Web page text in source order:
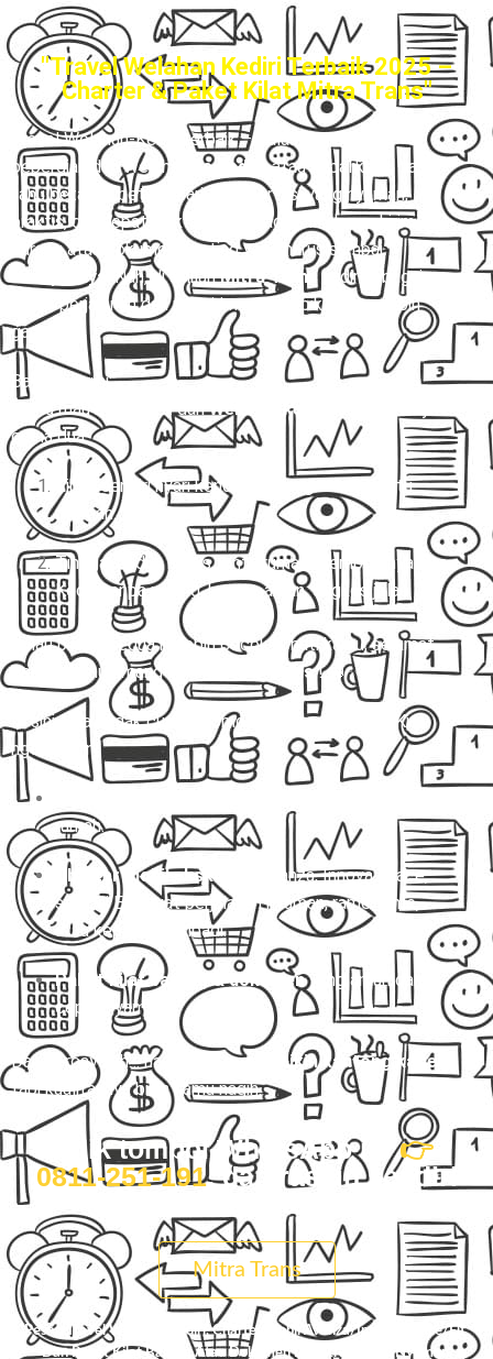
"Travel Welahan Kediri Terbaik 2025 –
Charter & Paket Kilat Mitra Trans"
Travel Welahan-Kediri terbaik– Kalau kamu sering
bepergian dari Welahan
ke Kediri , atau sebaliknya, pasti
tahu betapa ribetnya cari transportasi yang nyaman,
praktis, dan tepat waktu. Belum lagi kalau harus kirim
barang atau dokumen penting yang harus sampai
secepatnya
. Nah, di sinilahMitra Transhadir sebagai
solusi perjalanan dan pengiriman yang bikin hidup lebih
gampang.
Bayangin gini:
Kamu mau berangkat dariWelahan ke Kediri.
cuma dua:
Ribet sendiri nyari kendaraan yang belum tentu
nyaman.
Tinggal duduk manis, pintu rumah dijemput, nyampe
Kediri tanpa pusing, barang aman, ongkos jelas.
Kalau pilihan kedua ini lebih cocok di hati kamu, selamat…
berarti kamu emang butuh
Mitra Trans! 🚐✨
Di sini, kita nggak cuma ngomongin sekadar
. Kita
ngomongin:
rumah.
Charter mobil eksklusif
(Avanza, Innova, Hiace,
sampai Elf) buat perjalanan nyaman, rame-rame,
atau keperluan pribadi.
Paket kilat barang & dokumenyang aman dan
cepat nyampe.
Dan percayalah… harga kita nggak bikin kantong kaget
tapi kualitasnya bikin kamu nagih.
Klik tombol WhatsApp ini👉
0811-251-191, dan rasain sendiri
Mitra Trans
Pesan Travel Welahan Kediri, Charter Mobil Avanza/Innova/Hiace/Elf,
Dan Paket Kilat Barang Atau Dokumen Di
Mitra Trans
. Nyaman,